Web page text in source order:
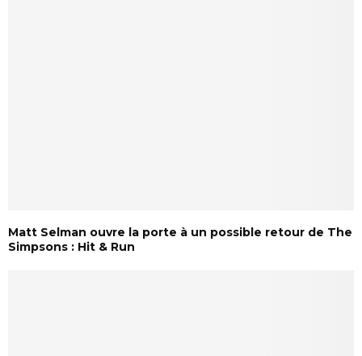
Matt Selman ouvre la porte à un possible retour de The
Simpsons : Hit & Run